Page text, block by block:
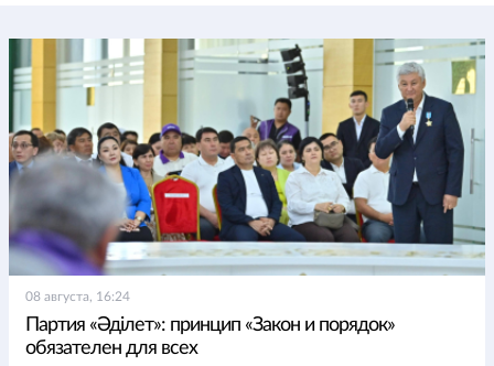
08 августа, 16:24
Партия «Әділет»: принцип «Закон и порядок»
обязателен для всех